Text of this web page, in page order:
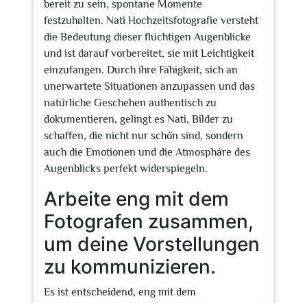
bereit zu sein, spontane Momente
festzuhalten. Nati Hochzeitsfotografie versteht
die Bedeutung dieser flüchtigen Augenblicke
und ist darauf vorbereitet, sie mit Leichtigkeit
einzufangen. Durch ihre Fähigkeit, sich an
unerwartete Situationen anzupassen und das
natürliche Geschehen authentisch zu
dokumentieren, gelingt es Nati, Bilder zu
schaffen, die nicht nur schön sind, sondern
auch die Emotionen und die Atmosphäre des
Augenblicks perfekt widerspiegeln.
Arbeite eng mit dem
Fotografen zusammen,
um deine Vorstellungen
zu kommunizieren.
Es ist entscheidend, eng mit dem